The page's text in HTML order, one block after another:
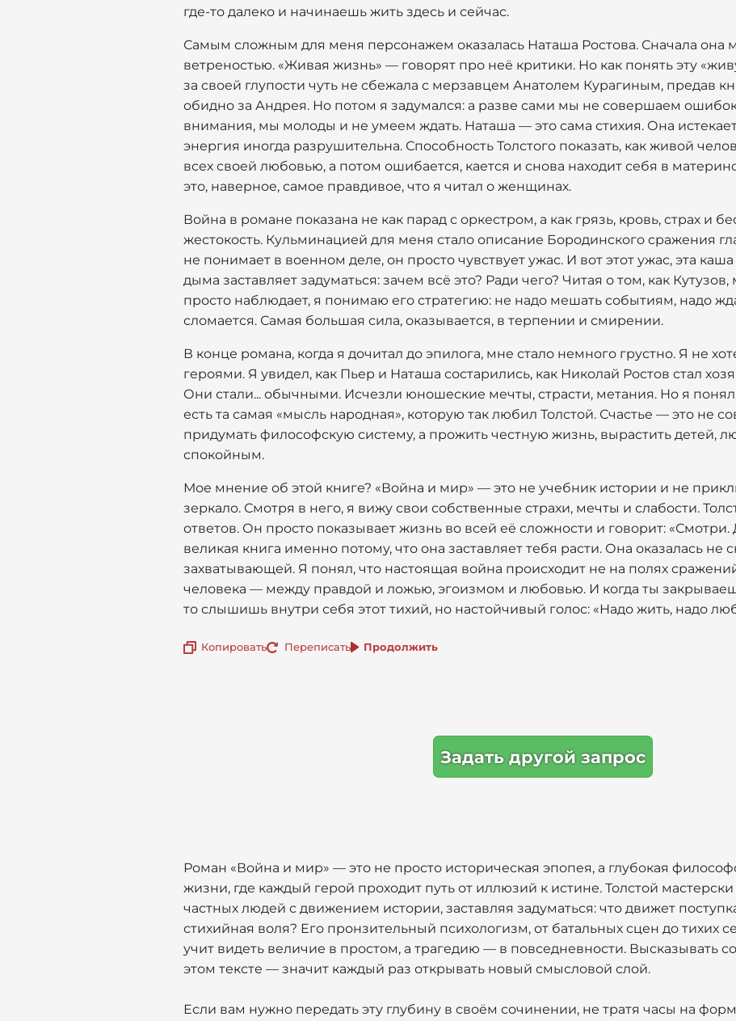
где-то далеко и начинаешь жить здесь и сейчас.
Самым сложным для меня персонажем оказалась Наташа Ростова. Сначала она
ветреностью. «Живая жизнь» — говорят про неё критики. Но как понять эту
за своей глупости чуть не сбежала с мерзавцем Анатолем Курагиным, предав
обидно за Андрея. Но потом я задумался: а разве сами мы не совершаем
внимания, мы молоды и не умеем ждать. Наташа — это сама стихия. Она
энергия иногда разрушительна. Способность Толстого показать, как живой
всех своей любовью, а потом ошибается, кается и снова находит себя в
это, наверное, самое правдивое, что я читал о женщинах.
Война в романе показана не как парад с оркестром, а как грязь, кровь, страх и
жестокость. Кульминацией для меня стало описание Бородинского сражения
не понимает в военном деле, он просто чувствует ужас. И вот этот ужас, эта
дыма заставляет задуматься: зачем всё это? Ради чего? Читая о том, как
просто наблюдает, я понимаю его стратегию: не надо мешать событиям, надо
сломается. Самая большая сила, оказывается, в терпении и смирении.
В конце романа, когда я дочитал до эпилога, мне стало немного грустно. Я не
героями. Я увидел, как Пьер и Наташа состарились, как Николай Ростов стал
Они стали... обычными. Исчезли юношеские мечты, страсти, метания. Но я понял,
есть та самая «мысль народная», которую так любил Толстой. Счастье — это не
придумать философскую систему, а прожить честную жизнь, вырастить детей,
спокойным.
Мое мнение об этой книге? «Война и мир» — это не учебник истории и не
зеркало. Смотря в него, я вижу свои собственные страхи, мечты и слабости.
ответов. Он просто показывает жизнь во всей её сложности и говорит: «Смотри.
великая книга именно потому, что она заставляет тебя расти. Она оказалась не
захватывающей. Я понял, что настоящая война происходит не на полях
человека — между правдой и ложью, эгоизмом и любовью. И когда ты
то слышишь внутри себя этот тихий, но настойчивый голос: «Надо жить, надо
Копировать Переписать Продолжить
Задать другой запрос
Роман «Война и мир» — это не просто историческая эпопея, а глубокая
жизни, где каждый герой проходит путь от иллюзий к истине. Толстой мастерски
частных людей с движением истории, заставляя задуматься: что движет
стихийная воля? Его пронзительный психологизм, от батальных сцен до тихих
учит видеть величие в простом, а трагедию — в повседневности. Высказывать
этом тексте — значит каждый раз открывать новый смысловой слой.
Если вам нужно передать эту глубину в своём сочинении, не тратя часы на